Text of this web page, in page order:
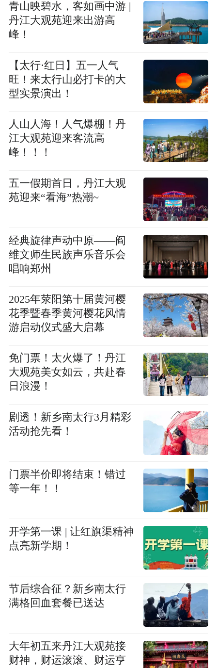
青山映碧水，客如画中游 |
丹江大观苑迎来出游高
峰！
【太行·红日】五一人气
旺！来太行山必打卡的大
型实景演出！
人山人海！人气爆棚！丹
江大观苑迎来客流高
峰！！！
五一假期首日，丹江大观
苑迎来“看海”热潮~
经典旋律声动中原——阎
维文师生民族声乐音乐会
唱响郑州
2025年荥阳第十届黄河樱
花季暨春季黄河樱花风情
游启动仪式盛大启幕
免门票！太火爆了！丹江
大观苑美女如云，共赴春
日浪漫！
剧透！新乡南太行3月精彩
活动抢先看！
门票半价即将结束！错过
等一年！！
开学第一课 | 让红旗渠精神
点亮新学期！
节后综合征？新乡南太行
满格回血套餐已送达
大年初五来丹江大观苑接
财神，财运滚滚、财运亨